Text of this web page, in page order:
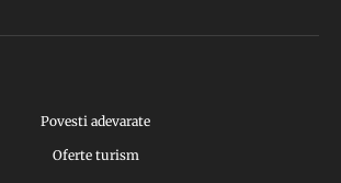
Povesti adevarate
Oferte turism